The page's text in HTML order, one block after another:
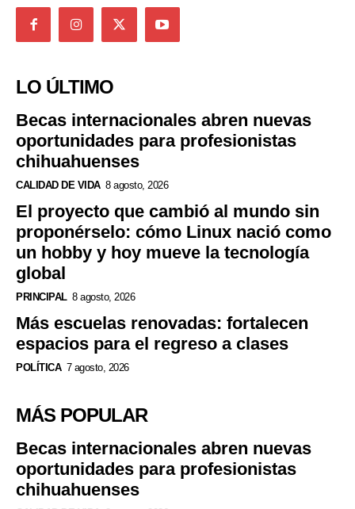
LO ÚLTIMO
Becas internacionales abren nuevas
oportunidades para profesionistas
chihuahuenses
CALIDAD DE VIDA 8 agosto, 2026
El proyecto que cambió al mundo sin
proponérselo: cómo Linux nació como
un hobby y hoy mueve la tecnología
global
PRINCIPAL 8 agosto, 2026
Más escuelas renovadas: fortalecen
espacios para el regreso a clases
POLÍTICA 7 agosto, 2026
MÁS POPULAR
Becas internacionales abren nuevas
oportunidades para profesionistas
chihuahuenses